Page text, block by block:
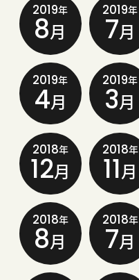
2019年
8月
2019年
7月
2019年
4月
2019年
3月
2018年
12月
2018年
11月
2018年
8月
2018年
7月